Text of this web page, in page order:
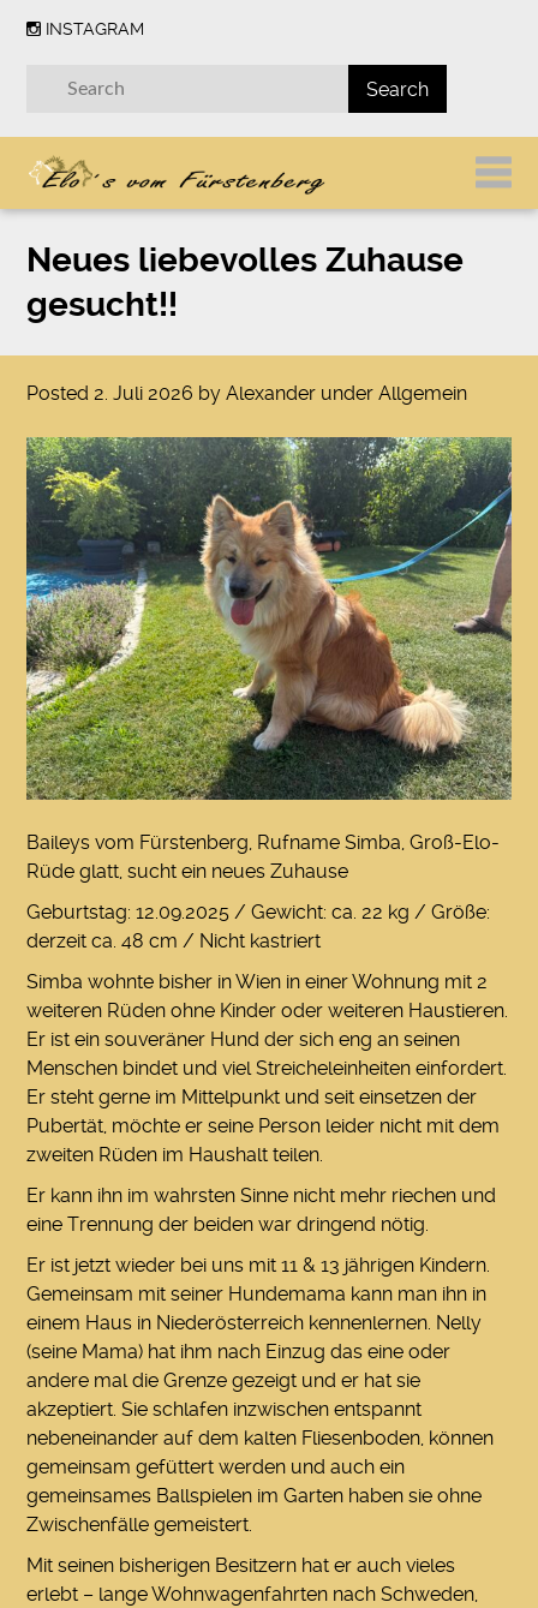
INSTAGRAM
Neues liebevolles Zuhause
gesucht!!
Posted 2. Juli 2026 byAlexander underAllgemein
Baileys vom Fürstenberg, Rufname Simba, Groß-Elo-
Rüde glatt, sucht ein neues Zuhause
Geburtstag: 12.09.2025 / Gewicht: ca. 22 kg / Größe:
derzeit ca. 48 cm / Nicht kastriert
Simba wohnte bisher in Wien in einer Wohnung mit 2
weiteren Rüden ohne Kinder oder weiteren Haustieren.
Er ist ein souveräner Hund der sich eng an seinen
Menschen bindet und viel Streicheleinheiten einfordert.
Er steht gerne im Mittelpunkt und seit einsetzen der
Pubertät, möchte er seine Person leider nicht mit dem
zweiten Rüden im Haushalt teilen.
Er kann ihn im wahrsten Sinne nicht mehr riechen und
eine Trennung der beiden war dringend nötig.
Er ist jetzt wieder bei uns mit 11 & 13 jährigen Kindern.
Gemeinsam mit seiner Hundemama kann man ihn in
einem Haus in Niederösterreich kennenlernen. Nelly
(seine Mama) hat ihm nach Einzug das eine oder
andere mal die Grenze gezeigt und er hat sie
akzeptiert. Sie schlafen inzwischen entspannt
nebeneinander auf dem kalten Fliesenboden, können
gemeinsam gefüttert werden und auch ein
gemeinsames Ballspielen im Garten haben sie ohne
Zwischenfälle gemeistert.
Mit seinen bisherigen Besitzern hat er auch vieles
erlebt – lange Wohnwagenfahrten nach Schweden,